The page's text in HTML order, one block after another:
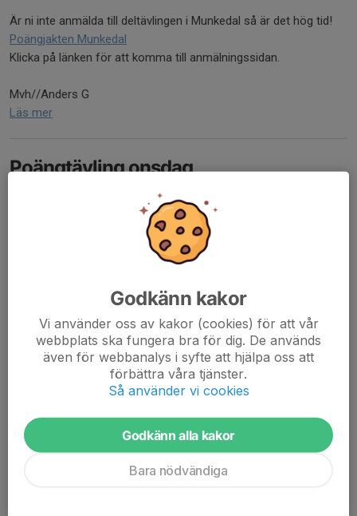
Är ni inte anmälda till deltävlingen i Munkedal så är det hög tid!
Poängjakten Munkedal
Klicka på länken för att komma till anmälningssidan.
Mvh//Anders G
Läs mer
Poängtävling onsdag
0 kommentarer
Den vanliga onsdagsträningen är ersatt av andra deltävlingen.
Detta är ett lopp enbart för Granan cyklister och är uppdelat i
Så pumpa däcken, putsa hjälmen och ladda batterierna för super
Läs mer
Poängjakten hösten 2024 - deltävling
21 aug 2024
0 kommentarer
Hej alla glada cyklister!
Nu är säsongen igång och därmed även Poängjakten.
Godkänn kakor
Vi använder oss av kakor (cookies) för att vår
webbplats ska fungera bra för dig. De används
även för webbanalys i syfte att hjälpa oss att
förbättra våra tjänster.
Så använder vi cookies
Godkänn alla kakor
Bara nödvändiga